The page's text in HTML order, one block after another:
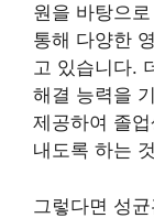
원을 바탕으
통해 다양한
고 있습니다.
해결 능력을
제공하여 졸
내도록 하는
그렇다면 성